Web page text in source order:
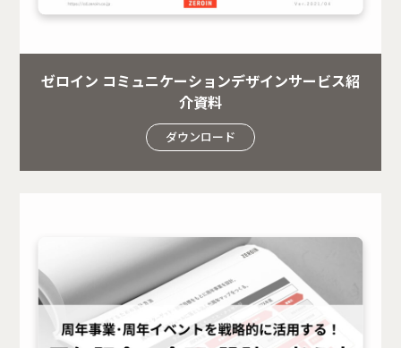
ゼロイン コミュニケーションデザインサービス紹
介資料
ダウンロード